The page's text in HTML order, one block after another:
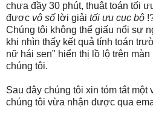
chưa đầy 30 phút, thuật toán tối
được vô số lời giải tối ưu cục bộ
Chúng tôi không thể giấu nổi sự
khi nhìn thấy kết quả tính toán
nữ hái sen" hiển thị lồ lộ trên
chúng tôi.
Sau đây chúng tôi xin tóm tắt một
chúng tôi vừa nhận được qua